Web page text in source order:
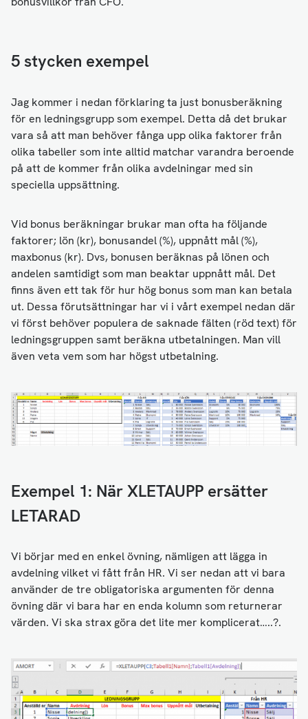
5 stycken exempel
Jag kommer i nedan förklaring ta just bonusberäkning
för en ledningsgrupp som exempel. Detta då det brukar
vara så att man behöver fånga upp olika faktorer från
olika tabeller som inte alltid matchar varandra beroende
på att de kommer från olika avdelningar med sin
speciella uppsättning.
Vid bonus beräkningar brukar man ofta ha följande
faktorer; lön (kr), bonusandel (%), uppnått mål (%),
maxbonus (kr). Dvs, bonusen beräknas på lönen och
andelen samtidigt som man beaktar uppnått mål. Det
finns även ett tak för hur hög bonus som man kan betala
ut. Dessa förutsättningar har vi i vårt exempel nedan där
vi först behöver populera de saknade fälten (röd text) för
ledningsgruppen samt beräkna utbetalningen. Man vill
även veta vem som har högst utbetalning.
Exempel 1: När XLETAUPP ersätter
LETARAD
Vi börjar med en enkel övning, nämligen att lägga in
avdelning vilket vi fått från HR. Vi ser nedan att vi bara
använder de tre obligatoriska argumenten för denna
övning där vi bara har en enda kolumn som returnerar
värden. Vi ska strax göra det lite mer komplicerat…..?.